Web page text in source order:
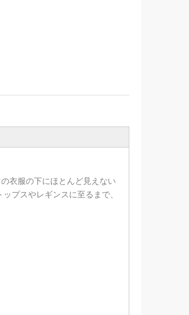
衣服の下にほとんど見えない
プスやレギンスに至るまで、